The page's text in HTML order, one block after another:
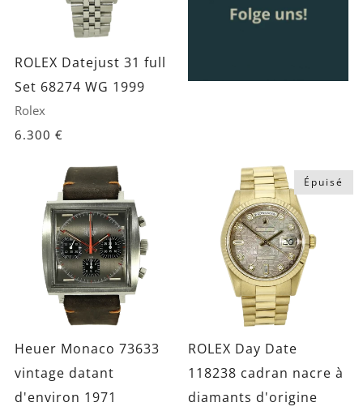
ROLEX Datejust 31 full
Set 68274 WG 1999
Rolex
6.300 €
Heuer Monaco 73633
vintage datant
d'environ 1971
Épuisé
ROLEX Day Date
118238 cadran nacre à
diamants d'origine